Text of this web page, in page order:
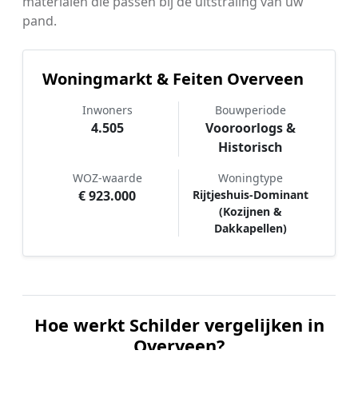
pand.
Woningmarkt & Feiten Overveen
Inwoners
4.505
Bouwperiode
Vooroorlogs &
Historisch
WOZ-waarde
€ 923.000
Woningtype
Rijtjeshuis-Dominant
(Kozijnen &
Dakkapellen)
Hoe werkt Schilder vergelijken in
Overveen?